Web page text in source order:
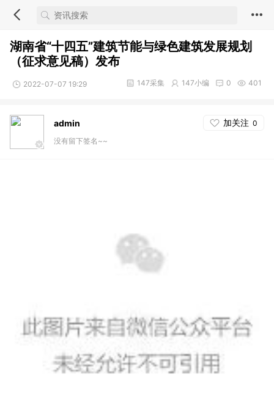
湖南省“十四五”建筑节能与绿色建筑发展规划
（征求意见稿）发布
2022-07-07 19:29 401
0
147小编
147采集
admin 加关注 0
没有留下签名~~